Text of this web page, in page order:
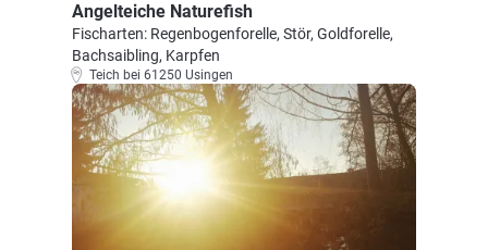
Angelteiche Naturefish
Fischarten: Regenbogenforelle, Stör, Goldforelle,
Bachsaibling, Karpfen
Teich bei 61250 Usingen